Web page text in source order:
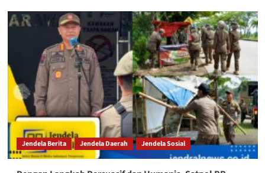
Jendela Berita Jendela Daerah Jendela Sosial